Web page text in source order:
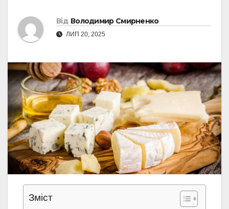
Від Володимир Смирненко
ЛИП 20, 2025
Зміст